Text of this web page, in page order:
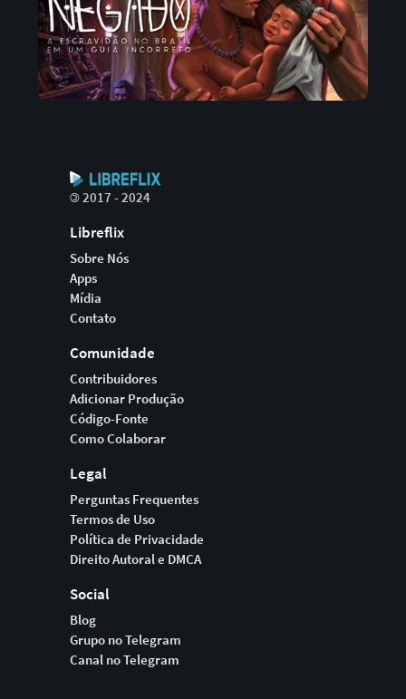
©2017 - 2024
Libreflix
Sobre Nós
Apps
Mídia
Contato
Comunidade
Contribuidores
Adicionar Produção
Código-Fonte
Como Colaborar
Legal
Perguntas Frequentes
Termos de Uso
Política de Privacidade
Direito Autoral e DMCA
Social
Blog
Grupo no Telegram
Canal no Telegram